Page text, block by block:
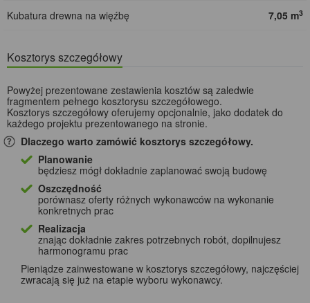
Kubatura drewna na więźbę 7,05 m3
Kosztorys szczegółowy
Powyżej prezentowane zestawienia kosztów są zaledwie
fragmentem pełnego kosztorysu szczegółowego.
Kosztorys szczegółowy oferujemy opcjonalnie, jako dodatek do
każdego projektu prezentowanego na stronie.
Dlaczego warto zamówić kosztorys szczegółowy.
Planowanie
będziesz mógł dokładnie zaplanować swoją budowę
Oszczędność
porównasz oferty różnych wykonawców na wykonanie
konkretnych prac
Realizacja
znając dokładnie zakres potrzebnych robót, dopilnujesz
harmonogramu prac
Pieniądze zainwestowane w kosztorys szczegółowy, najczęściej
zwracają się już na etapie wyboru wykonawcy.